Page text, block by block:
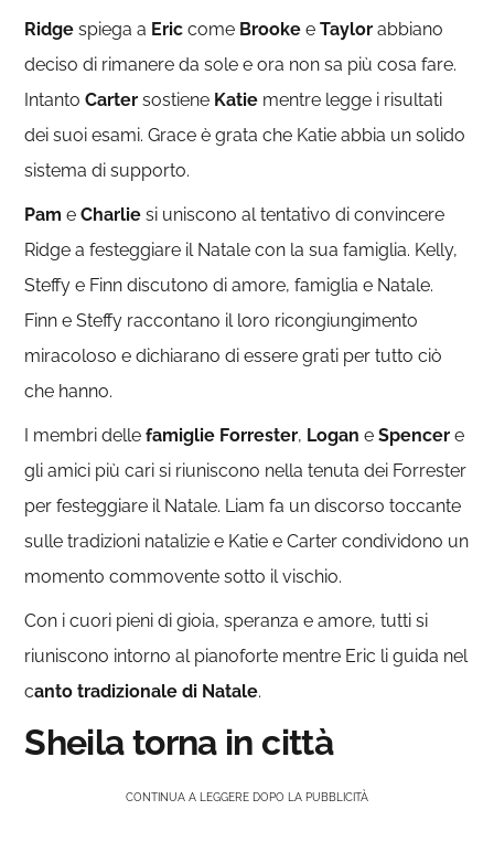
Ridge spiega a Eric come Brooke eTaylor abbiano
deciso di rimanere da sole e ora non sa più cosa fare.
IntantoCarter sostiene Katie mentre legge i risultati
dei suoi esami. Grace è grata che Katie abbia un solido
sistema di supporto.
Pam eCharlie si uniscono al tentativo di convincere
Ridge a festeggiare il Natale con la sua famiglia. Kelly,
Steffy e Finn discutono di amore, famiglia e Natale.
Finn e Steffy raccontano il loro ricongiungimento
miracoloso e dichiarano di essere grati per tutto ciò
che hanno.
I membri dellefamiglie Forrester, Logan eSpencer e
gli amici più cari si riuniscono nella tenuta dei Forrester
per festeggiare il Natale. Liam fa un discorso toccante
sulle tradizioni natalizie e Katie e Carter condividono un
momento commovente sotto il vischio.
Con i cuori pieni di gioia, speranza e amore, tutti si
riuniscono intorno al pianoforte mentre Eric li guida nel
canto tradizionale di Natale.
Sheila torna in città
CONTINUA A LEGGERE DOPO LA PUBBLICITÀ